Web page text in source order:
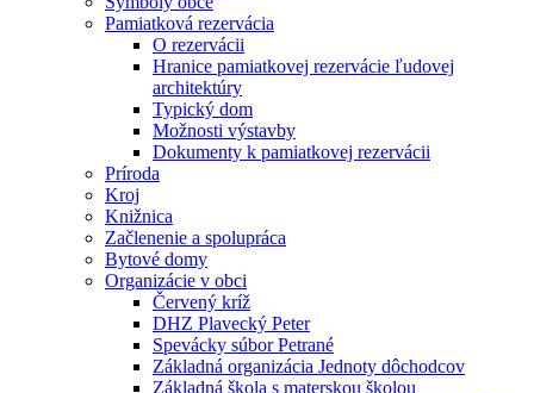
Pamiatková rezervácia
O rezervácii
Hranice pamiatkovej rezervácie ľudovej
architektúry
Typický dom
Možnosti výstavby
Dokumenty k pamiatkovej rezervácii
Príroda
Kroj
Knižnica
Začlenenie a spolupráca
Bytové domy
Organizácie v obci
Červený kríž
DHZ Plavecký Peter
Spevácky súbor Petrané
Základná organizácia Jednoty dôchodcov
Základná škola s materskou školou